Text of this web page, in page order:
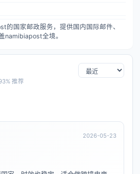
的国家邮政服务，提供国内国际邮件、
namibiapost全境。
推荐
2026-05-23